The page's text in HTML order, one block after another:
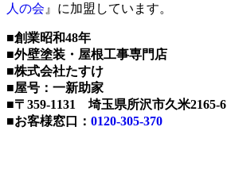
人の会 』に加盟しています。
■創業昭和48年
■外壁塗装・屋根工事専門店
■株式会社たすけ
■屋号：一新助家
■〒359-1131 埼玉県所沢市久米2165-6
■お客様窓口： 0120-305-370